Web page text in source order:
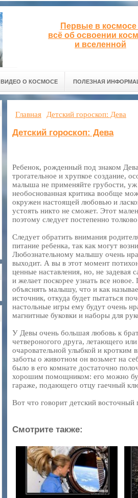
Первые в космосе
всё об освоении
и вселенной
ВИДЕО О КОСМОСЕ ПОЛЕЗНАЯ
Главная Детский гороскоп: Дева
Детский гороскоп: Дева
Ребенок, рожденный под знаком
трогательное и хрупкое создание,
малыша не применяйте грубости, уж
необоснованная критика вообще
окружен настоящей любовью и
устоять никто не сможет. Этот
поэтому следует постепенно
Следует обратить внимания
питание ребенка, так как могут
Любознательному малышу очень
выходит. А вы в этот момент
ценные наставления, но, не
и желает поскорее узнать все
объяснять малышу, что и как
источник, откуда будет пытаться
настольные игры ему будут очень
магнитные буковки и наборы для
У Девы очень большая любовь к
четвероногого друга, летающего
очаровательной улыбкой и кротким
заботы о животном он возьмет на
было в его комнате достаточно
хорошим помощником: его можно
гараже, подающего отцу гаечный
Вот что говорит детский восточный
Смотрите также: